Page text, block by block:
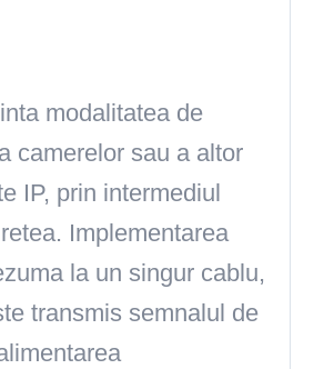
modalitatea de
camerelor sau a altor
IP, prin intermediul
Implementarea
la un singur cablu,
transmis semnalul de